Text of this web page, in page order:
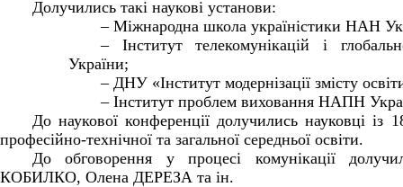
Долучились такі наукові установи:
– Міжнародна школа україністики НАН
– Інститут телекомунікацій і
України;
– ДНУ «Інститут модернізації змісту
– Інститут проблем виховання НАПН
До наукової конференції долучились науковці із
професійно-технічної та загальної середньої освіти.
До обговорення у процесі комунікації
КОБИЛКО, Олена ДЕРЕЗА та ін.